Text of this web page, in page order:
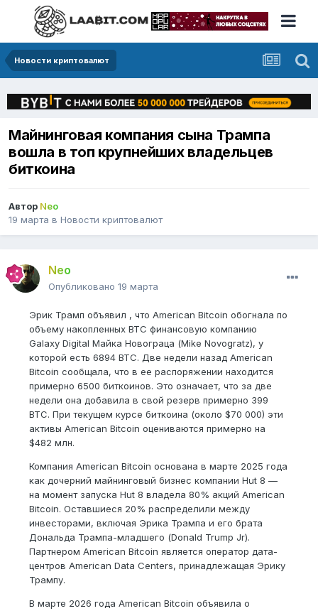
Новости криптовалют
Майнинговая компания сына Трампа
вошла в топ крупнейших владельцев
биткоина
Автор Neo
19 марта в Новости криптовалют
Neo
Опубликовано 19 марта
Эрик Трамп объявил , что American Bitcoin обогнала по
объему накопленных BTC финансовую компанию
Galaxy Digital Майка Новограца (Mike Novogratz), у
которой есть 6894 BTC. Две недели назад American
Bitcoin сообщала, что в ее распоряжении находится
примерно 6500 биткоинов. Это означает, что за две
недели она добавила в свой резерв примерно 399
BTC. При текущем курсе биткоина (около $70 000) эти
активы American Bitcoin оцениваются примерно на
$482 млн.
Компания American Bitcoin основана в марте 2025 года
как дочерний майнинговый бизнес компании Hut 8 —
на момент запуска Hut 8 владела 80% акций American
Bitcoin. Оставшиеся 20% распределили между
инвесторами, включая Эрика Трампа и его брата
Дональда Трампа-младшего (Donald Trump Jr).
Партнером American Bitcoin является оператор дата-
центров American Data Centers, принадлежащая Эрику
Трампу.
В марте 2026 года American Bitcoin объявила о